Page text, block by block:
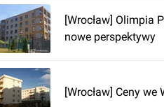
[Wrocław] Olimpia
nowe perspektywy
[Wrocław] Ceny